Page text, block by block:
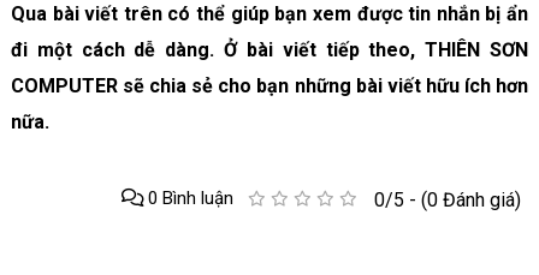
Qua bài viết trên có thể giúp bạn xem được tin nhắn bị ẩn
đi một cách dễ dàng. Ở bài viết tiếp theo, THIÊN SƠN
COMPUTER sẽ chia sẻ cho bạn những bài viết hữu ích hơn
nữa.
0/5 - (0 Đánh giá)
0 Bình luận